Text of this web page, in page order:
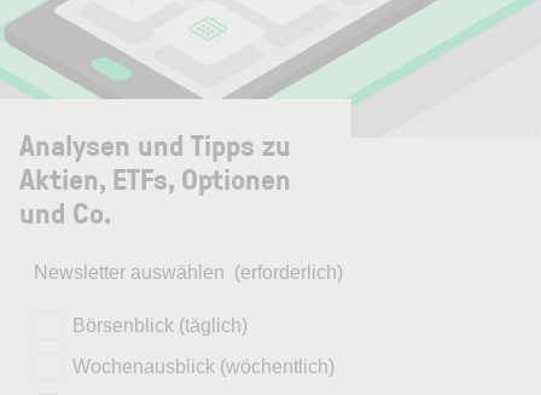
Analysen und Tipps zu
Aktien, ETFs, Optionen
und Co.
Newsletter auswählen (erforderlich)
Börsenblick (täglich)
Wochenausblick (wöchentlich)